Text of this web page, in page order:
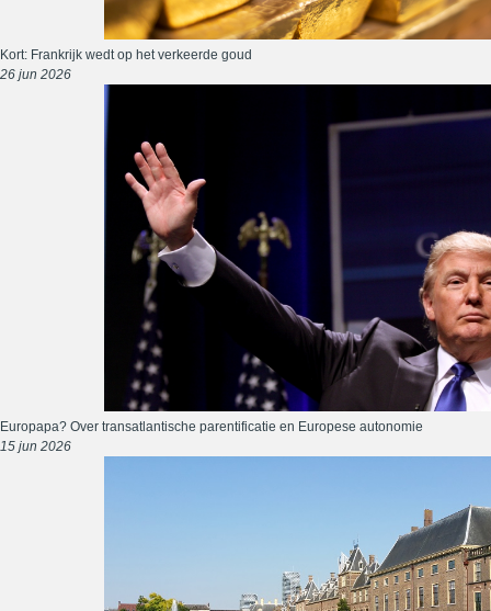
Kort: Frankrijk wedt op het verkeerde goud
26 jun 2026
Europapa? Over transatlantische parentificatie en Europese autonomie
15 jun 2026